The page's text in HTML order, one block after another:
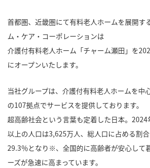
首都圏、近畿圏にて有料老人ホームを展開す
ム・ケア・コーポレーションは
介護付有料老人ホーム「チャーム瀬田」を
にオープンいたします。
当社グループは、介護付有料老人ホームを中
の107拠点でサービスを提供しております。
超高齢社会という言葉も定着した日本。
以上の人口は3,625万人、総人口に占める割
29.3％となり※、全国的に高齢者が安心して
ーズが急速に高まっています。